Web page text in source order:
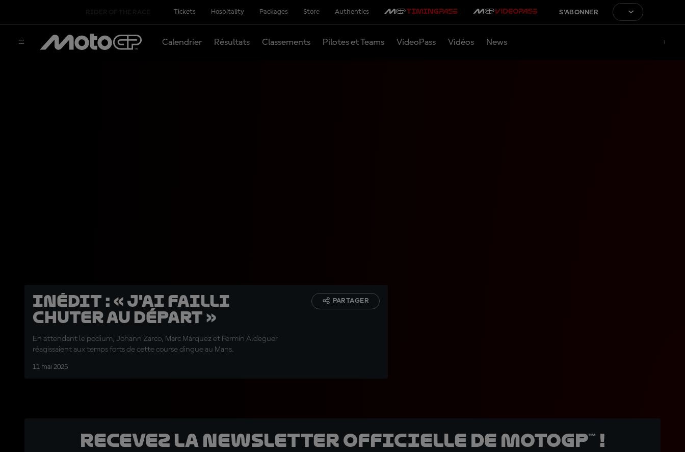
Tickets Hospitality Packages Store Authentics S'ABONNER
Calendrier Résultats Classements Pilotes et Teams VideoPass Vidéos News
INÉDIT : « J'ai failli
chuter au départ »
En attendant le podium, Johann Zarco, Marc Márquez et Fermín Aldeguer
réagissaient aux temps forts de cette course dingue au Mans.
11 mai 2025
PARTAGER
Recevez la Newsletter officielle de MotoGP™ !